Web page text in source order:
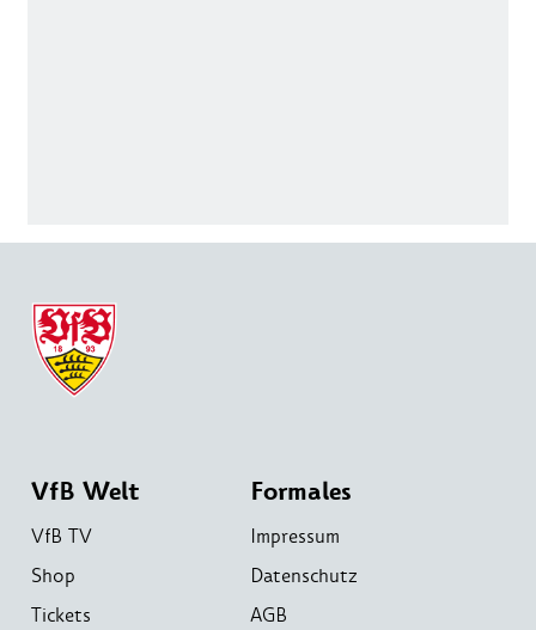
VfB Welt
VfB TV
Shop
Tickets
Formales
Impressum
Datenschutz
AGB